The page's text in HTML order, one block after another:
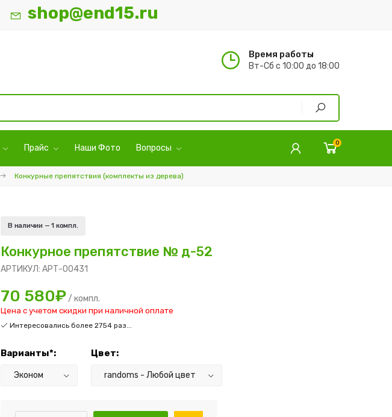
shop@end15.ru
Время работы
Вт-Сб с 10:00 до 18:00
Прайс Наши Фото Вопросы 0
Конкурные препятствия (комплекты из дерева)
В наличии —1 компл.
Конкурное препятствие № д-52
АРТИКУЛ: АРТ-00431
70 580₽/ компл.
Цена с учетом скидки при наличной оплате
Интересовались более 2754 раз...
Варианты*: Цвет: